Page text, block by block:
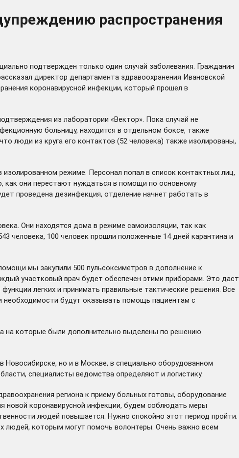
распространения
подтвержден только один случай заболевания. Гражданин
директор департамента здравоохранения Ивановской
коронавирусной инфекции, который прошел в
из лаборатории «Вектор». Пока случай не
больницу, находится в отдельном боксе, также
люди из круга его контактов (52 человека) также изолированы,
режиме. Персонал попал в список контактных лиц,
как они перестают нуждаться в помощи по основному
проведена дезинфекция, отделение начнет работать в
Они находятся дома в режиме самоизоляции, так как
человека, 100 человек прошли положенные 14 дней карантина и
мы закупили 500 пульсоксиметров в дополнение к
участковый врач будет обеспечен этими приборами. Это даст
легких и принимать правильные тактические решения. Все
необходимости будут оказывать помощь пациентам с
на которые были дополнительно выделены по решению
Новосибирске, но и в Москве, в специально оборудованном
специалисты ведомства определяют и логистику.
региона к приему больных готовы, оборудование
новой коронавирусной инфекции, будем соблюдать меры
людей повышается. Нужно спокойно этот период пройти.
людей, которым могут помочь волонтеры. Очень важно всем